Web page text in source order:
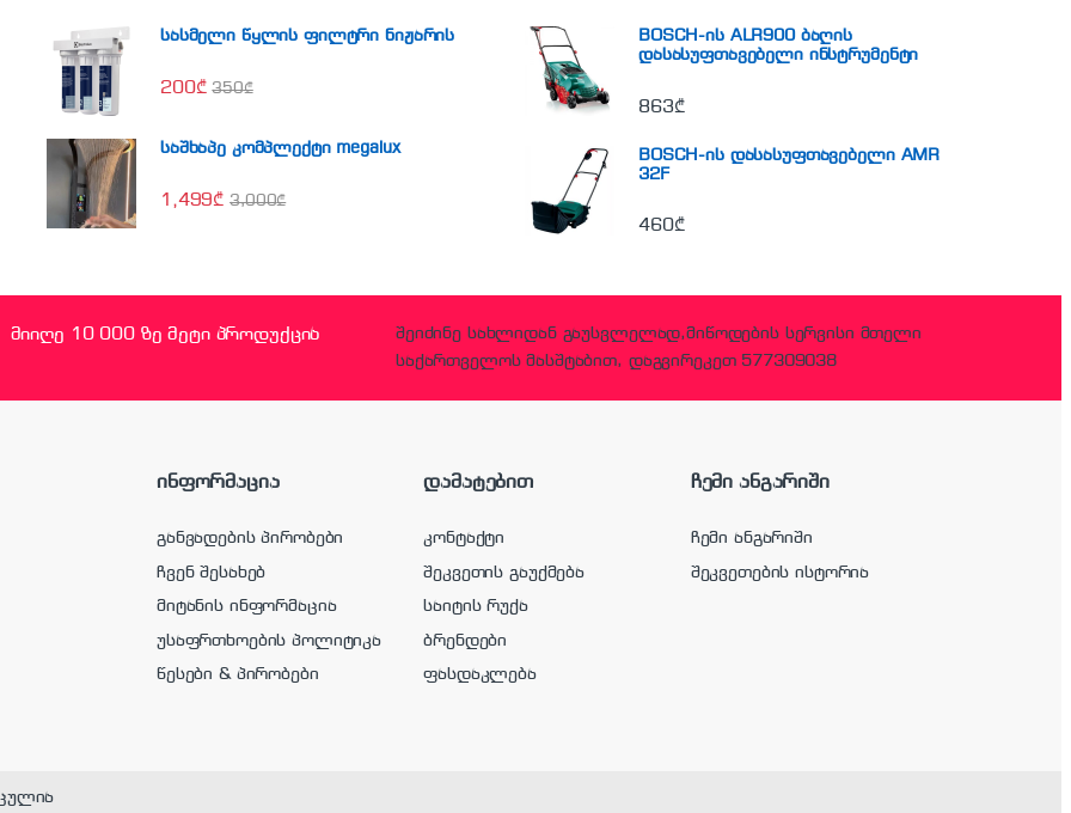
სასმელი წყლის ფილტრი ნიჟარის
200₾ 350₾
საშხაპე კომპლექტი megalux
1,499₾ 3,000₾
BOSCH-ის ALR900 ბაღის
დასასუფთავებელი ინსტრუმენტი
863₾
BOSCH-ის დასასუფთავებელი AMR
32F
460₾
მიიღე 10 000 ზე მეტი პროდუქცია
შეიძინე სახლიდან გაუსვლელად,მიწოდების სერვისი მთელი
საქართველოს მასშტაბით, დაგვირეკეთ 577309038
ინფორმაცია
განვადების პირობები
ჩვენ შესახებ
მიტანის ინფორმაცია
უსაფრთხოების პოლიტიკა
წესები & პირობები
დამატებით
კონტაქტი
შეკვეთის გაუქმება
საიტის რუქა
ბრენდები
ფასდაკლება
ჩემი ანგარიში
ჩემი ანგარიში
შეკვეთების ისტორია